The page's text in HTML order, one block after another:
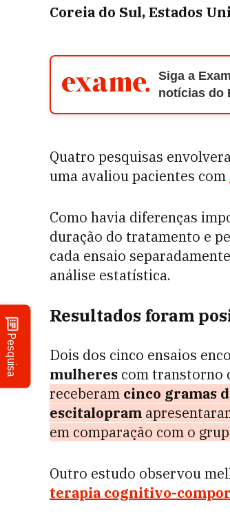
Pesquisa
Coreia do Sul, Estados
Siga a
notícias do
Quatro pesquisas
uma avaliou pacientes com
Como havia diferenças
duração do tratamento e
cada ensaio
análise estatística.
Resultados foram
Dois dos cinco ensaios
mulheres com transtorno
receberam cinco gramas
escitalopram
em comparação com o
Outro estudo observou
terapia cognitivo-